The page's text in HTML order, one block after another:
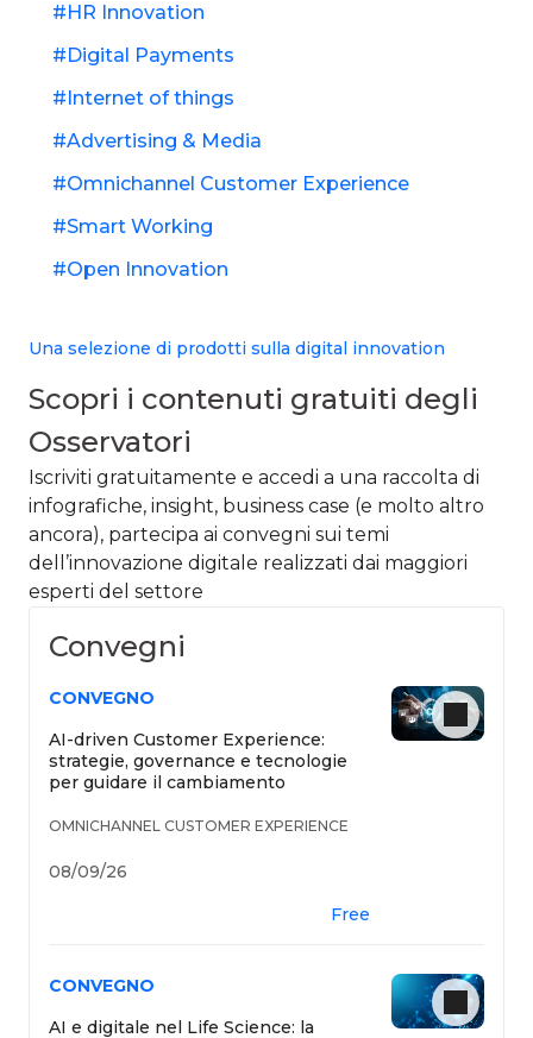
HR Innovation
Digital Payments
Internet of things
Advertising & Media
Omnichannel Customer Experience
Smart Working
Open Innovation
Una selezione di prodotti sulla digital innovation
Scopri i contenuti gratuiti degli
Osservatori​
Iscriviti gratuitamente e accedi a una raccolta di
infografiche, insight, business case (e molto altro
ancora), partecipa ai convegni sui temi
dell’innovazione digitale realizzati dai maggiori
esperti del settore​
Convegni
OMNICHANNEL CUSTOMER EXPERIENCE
CONVEGNO
AI-driven Customer Experience:
strategie, governance e tecnologie
per guidare il cambiamento
08/09/26
Free
CONVEGNO
AI e digitale nel Life Science: la